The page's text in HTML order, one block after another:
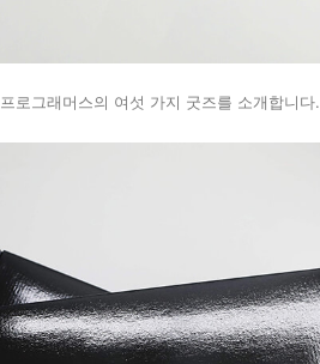
프로그래머스의 여섯 가지 굿즈를 소개합니다.